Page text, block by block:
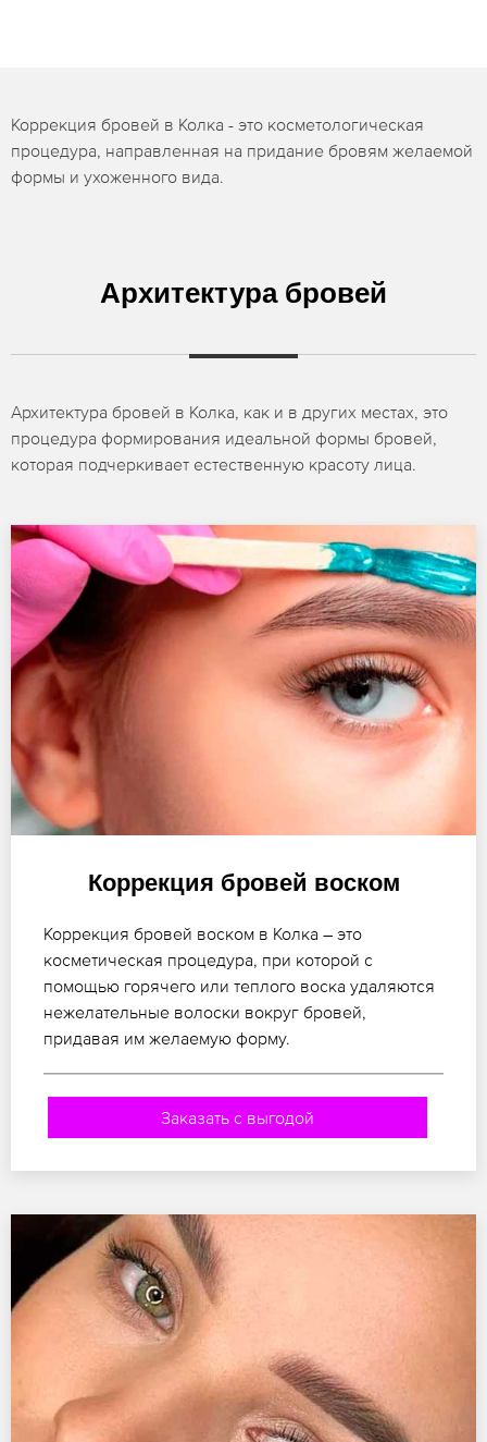
Коррекция бровей в Колка - это косметологическая
процедура, направленная на придание бровям желаемой
формы и ухоженного вида.
Архитектура бровей
Архитектура бровей в Колка, как и в других местах, это
процедура формирования идеальной формы бровей,
которая подчеркивает естественную красоту лица.
Коррекция бровей воском
Коррекция бровей воском в Колка – это
косметическая процедура, при которой с
помощью горячего или теплого воска удаляются
нежелательные волоски вокруг бровей,
придавая им желаемую форму.
Заказать с выгодой